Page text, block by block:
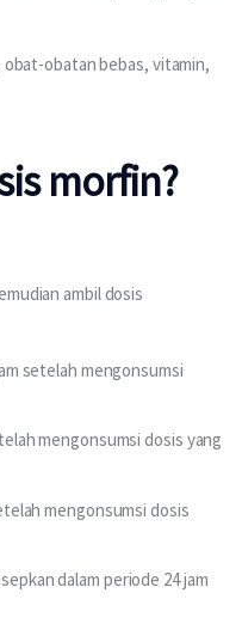
obatan bebas, vitamin,
morfin?
ambil dosis
setelah mengonsumsi
mengonsumsi dosis yang
mengonsumsi dosis
dalam periode 24 jam